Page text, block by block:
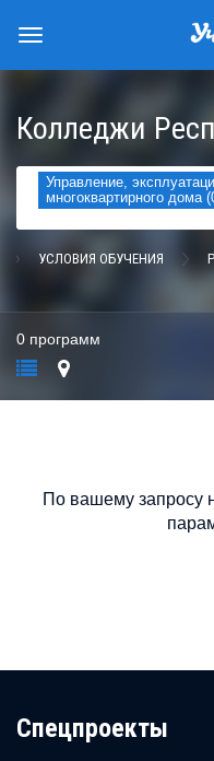
Колледжи
Управление,
многоквартирного дома
УСЛОВИЯ ОБУЧЕНИЯ
0 программ
По вашему запросу
Cпецпроекты